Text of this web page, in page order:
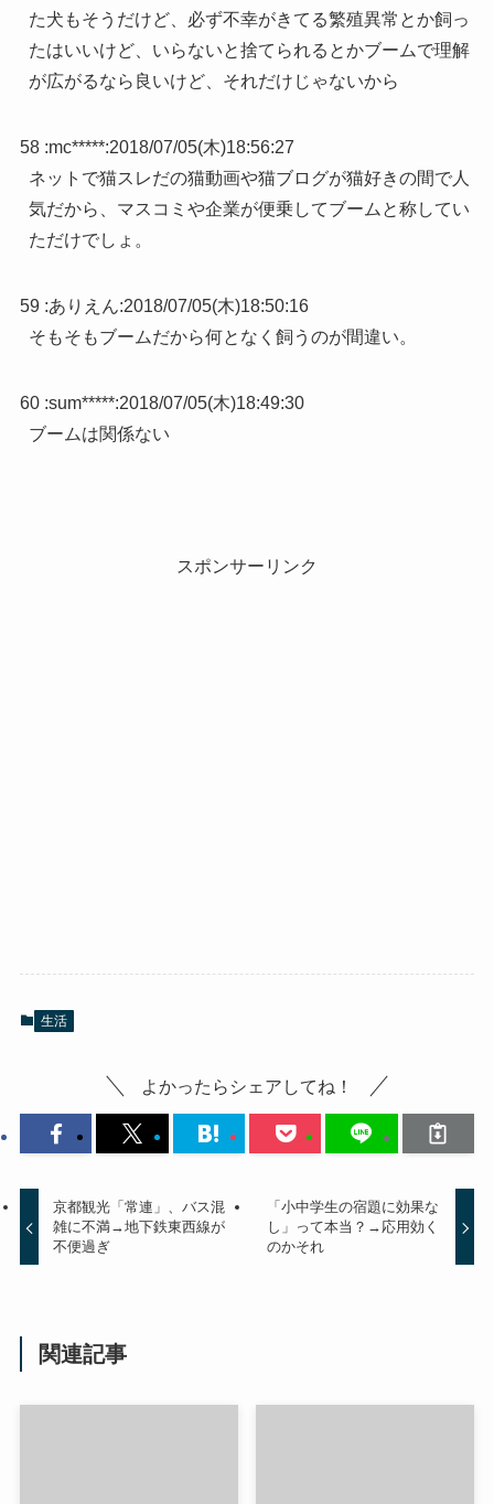
た犬もそうだけど、必ず不幸がきてる繁殖異常とか飼っ
たはいいけど、いらないと捨てられるとかブームで理解
が広がるなら良いけど、それだけじゃないから
58 :mc*****:2018/07/05(木)18:56:27
ネットで猫スレだの猫動画や猫ブログが猫好きの間で人
気だから、マスコミや企業が便乗してブームと称してい
ただけでしょ。
59 :ありえん:2018/07/05(木)18:50:16
そもそもブームだから何となく飼うのが間違い。
60 :sum*****:2018/07/05(木)18:49:30
ブームは関係ない
スポンサーリンク
生活
よかったらシェアしてね！
京都観光「常連」、バス混
雑に不満→地下鉄東西線が
不便過ぎ
「小中学生の宿題に効果な
し」って本当？→応用効く
のかそれ
関連記事